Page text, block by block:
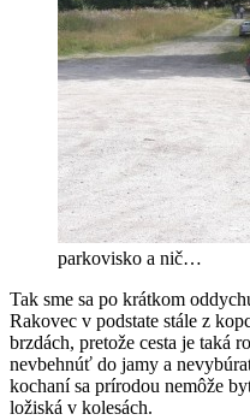
parkovisko a nič…
Tak sme sa po krátkom
Rakovec v podstate stále z
brzdách, pretože cesta je taká
nevbehnúť do jamy a
kochaní sa prírodou nemôže
ložiská v kolesách.